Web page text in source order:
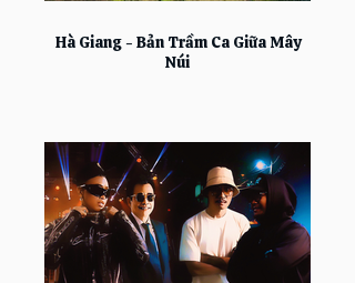
Hà Giang - Bản Trầm Ca Giữa Mây
Núi